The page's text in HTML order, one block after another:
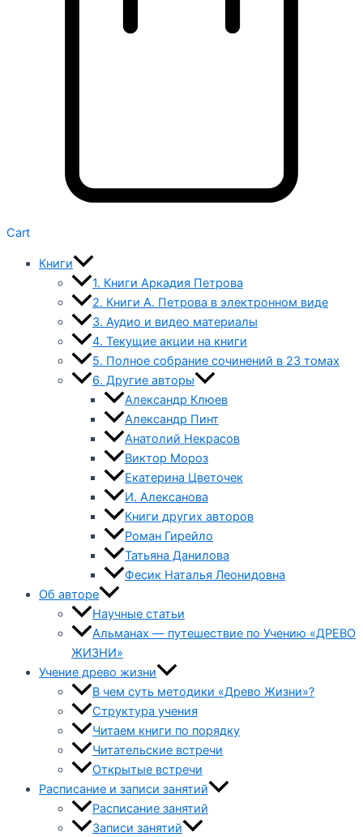
Cart
Книги
1. Книги Аркадия Петрова
2. Книги А. Петрова в электронном виде
3. Аудио и видео материалы
4. Текущие акции на книги
5. Полное собрание сочинений в 23 томах
6. Другие авторы
Александр Клюев
Александр Пинт
Анатолий Некрасов
Виктор Мороз
Екатерина Цветочек
И. Алексанова
Книги других авторов
Роман Гирейло
Татьяна Данилова
Фесик Наталья Леонидовна
Об авторе
Научные статьи
Альманах — путешествие по Учению «ДРЕВО
ЖИЗНИ»
Учение древо жизни
В чем суть методики «Древо Жизни»?
Структура учения
Читаем книги по порядку
Читательские встречи
Открытые встречи
Расписание и записи занятий
Расписание занятий
Записи занятий